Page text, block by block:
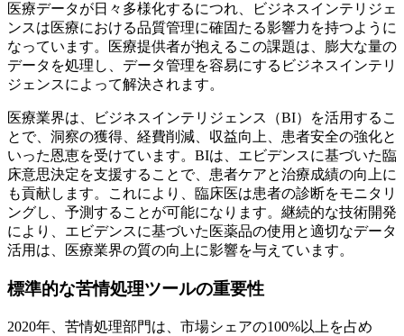
医療データが日々多様化するにつれ、ビジネスインテリジェ
ンスは医療における品質管理に確固たる影響力を持つように
なっています。医療提供者が抱えるこの課題は、膨大な量の
データを処理し、データ管理を容易にするビジネスインテリ
ジェンスによって解決されます。
医療業界は、ビジネスインテリジェンス（BI）を活用するこ
とで、洞察の獲得、経費削減、収益向上、患者安全の強化と
いった恩恵を受けています。BIは、エビデンスに基づいた臨
床意思決定を支援することで、患者ケアと治療成績の向上に
も貢献します。これにより、臨床医は患者の診断をモニタリ
ングし、予測することが可能になります。継続的な技術開発
により、エビデンスに基づいた医薬品の使用と適切なデータ
活用は、医療業界の質の向上に影響を与えています。
標準的な苦情処理ツールの重要性
2020年、苦情処理部門は、市場シェアの100%以上を占め